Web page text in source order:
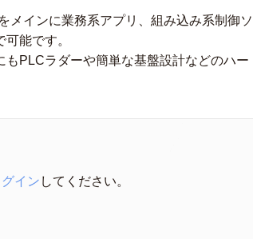
メインに業務系アプリ、組み込み系制御
可能です。
もPLCラダーや簡単な基盤設計などのハー
グイン してください。